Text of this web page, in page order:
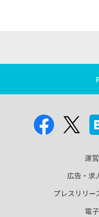
運
広告・求
プレスリリー
電